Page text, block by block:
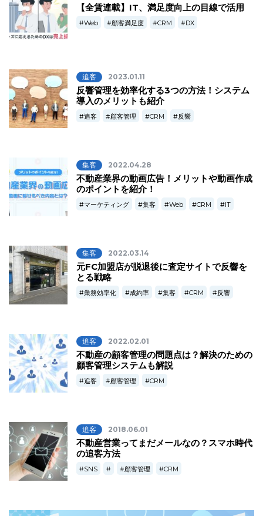
【全賃連載】IT、満足度向上の目線で活用
Web 顧客満足度 CRM DX
追客 2023.01.11
反響管理を効率化する3つの方法！システム
導入のメリットも紹介
追客 顧客管理 CRM 反響
集客 2022.04.28
不動産業界の動画広告！メリットや動画作成
のポイントを紹介！
マーケティング 集客 Web CRM IT
集客 2022.03.14
元FC加盟店が脱退後に査定サイトで反響を
とる戦略
業務効率化 成約率 集客 CRM 反響
追客 2022.02.01
不動産の顧客管理の問題点は？解決のための
顧客管理システムも解説
追客 顧客管理 CRM
追客 2018.06.01
不動産営業ってまだメールなの？スマホ時代
の追客方法
SNS 顧客管理 CRM